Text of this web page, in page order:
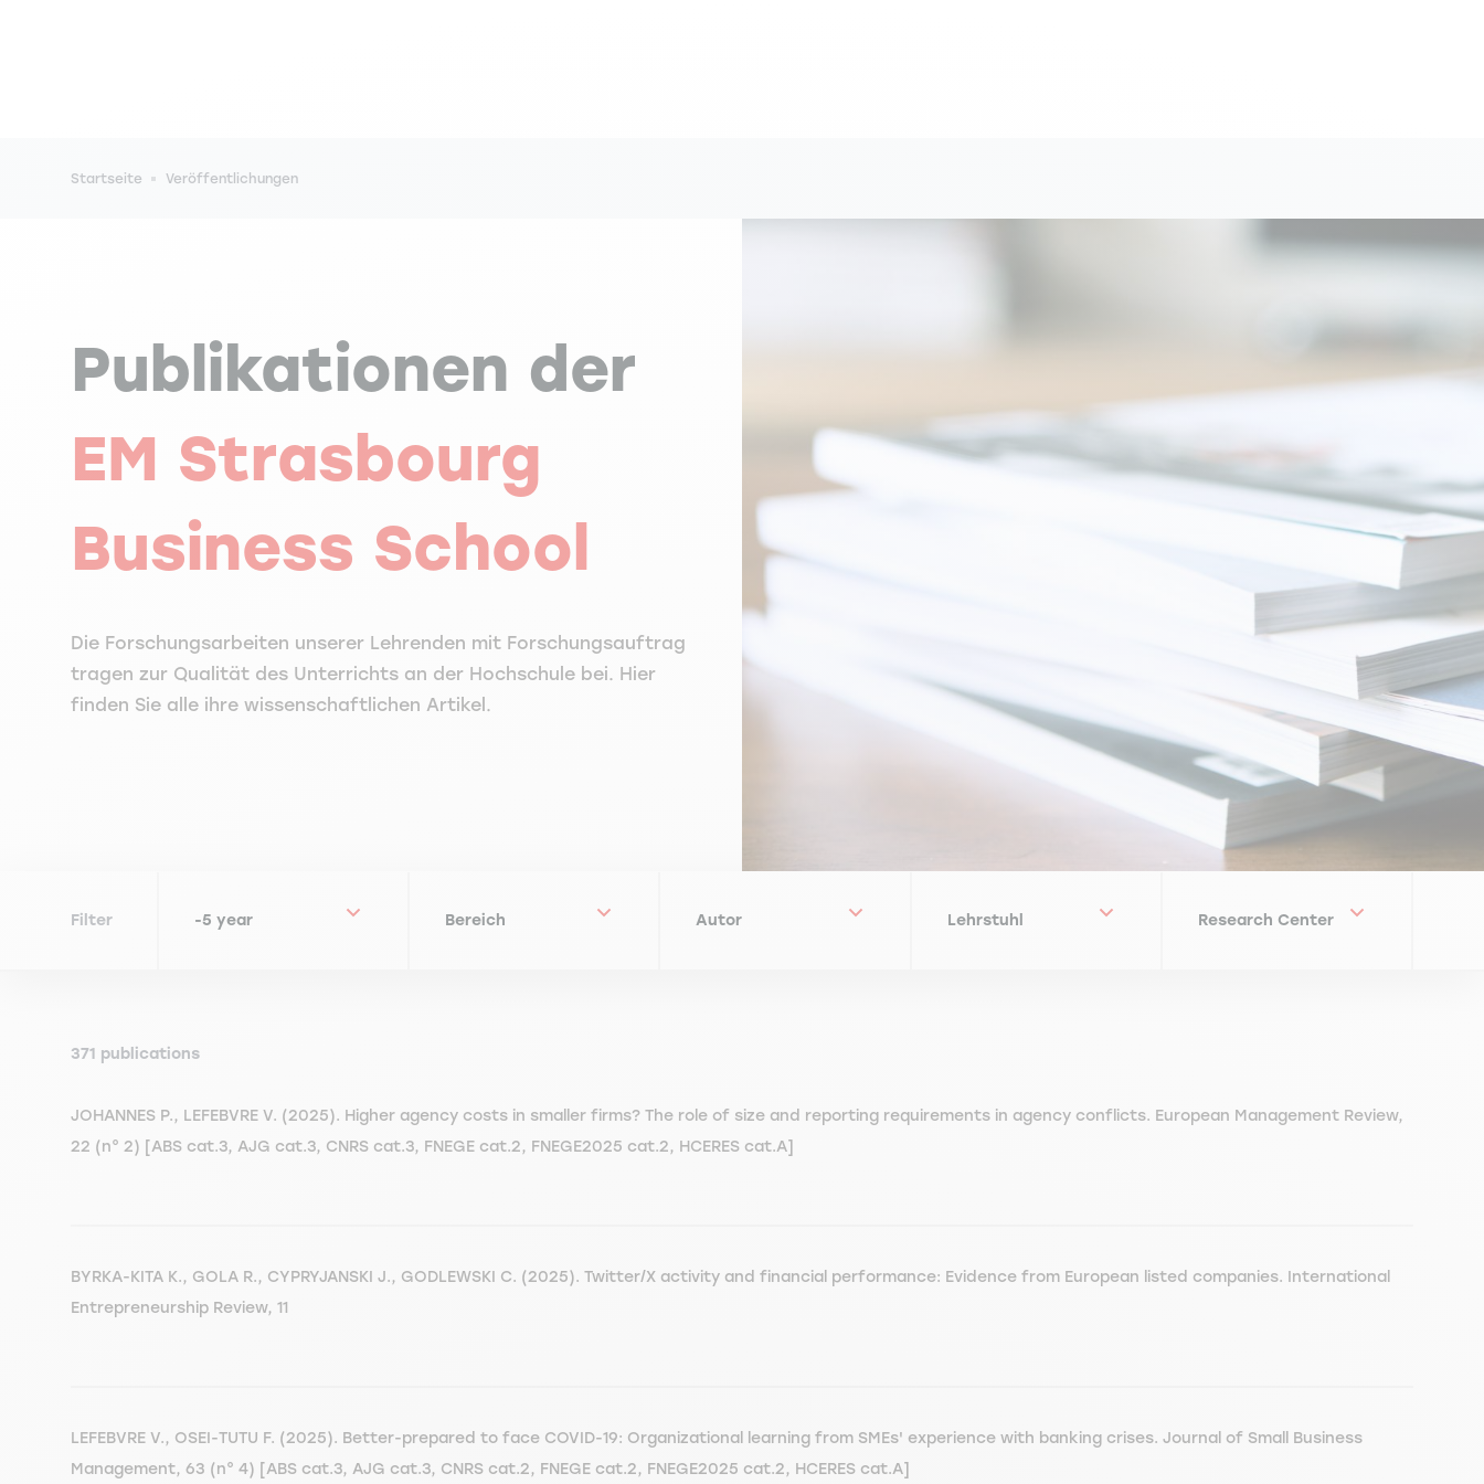
Pfadnavigation
Startseite Veröffentlichungen
Publikationen der
EM Strasbourg
Business School
Die Forschungsarbeiten unserer Lehrenden mit Forschungsauftrag
tragen zur Qualität des Unterrichts an der Hochschule bei. Hier
finden Sie alle ihre wissenschaftlichen Artikel.
Filter
371 publications
JOHANNES P., LEFEBVRE V. (2025). Higher agency costs in smaller firms? The role of size and reporting requirements in agency conflicts. European Management Review,
22 (n° 2) [ABS cat.3, AJG cat.3, CNRS cat.3, FNEGE cat.2, FNEGE2025 cat.2, HCERES cat.A]
BYRKA-KITA K., GOLA R., CYPRYJANSKI J., GODLEWSKI C. (2025). Twitter/X activity and financial performance: Evidence from European listed companies. International
Entrepreneurship Review, 11
LEFEBVRE V., OSEI-TUTU F. (2025). Better-prepared to face COVID-19: Organizational learning from SMEs' experience with banking crises. Journal of Small Business
Management, 63 (n° 4) [ABS cat.3, AJG cat.3, CNRS cat.2, FNEGE cat.2, FNEGE2025 cat.2, HCERES cat.A]